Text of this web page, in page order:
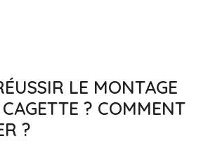
LE MONTAGE
? COMMENT
?